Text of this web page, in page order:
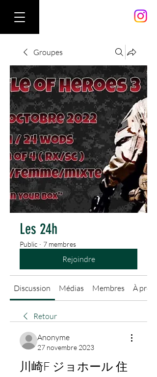
Groupes
Les 24h
Public · 7 membres
Rejoindre
Discussion Médias Membres À
Retour
Anonyme
27 novembre 2023
川崎F ジョホール 住